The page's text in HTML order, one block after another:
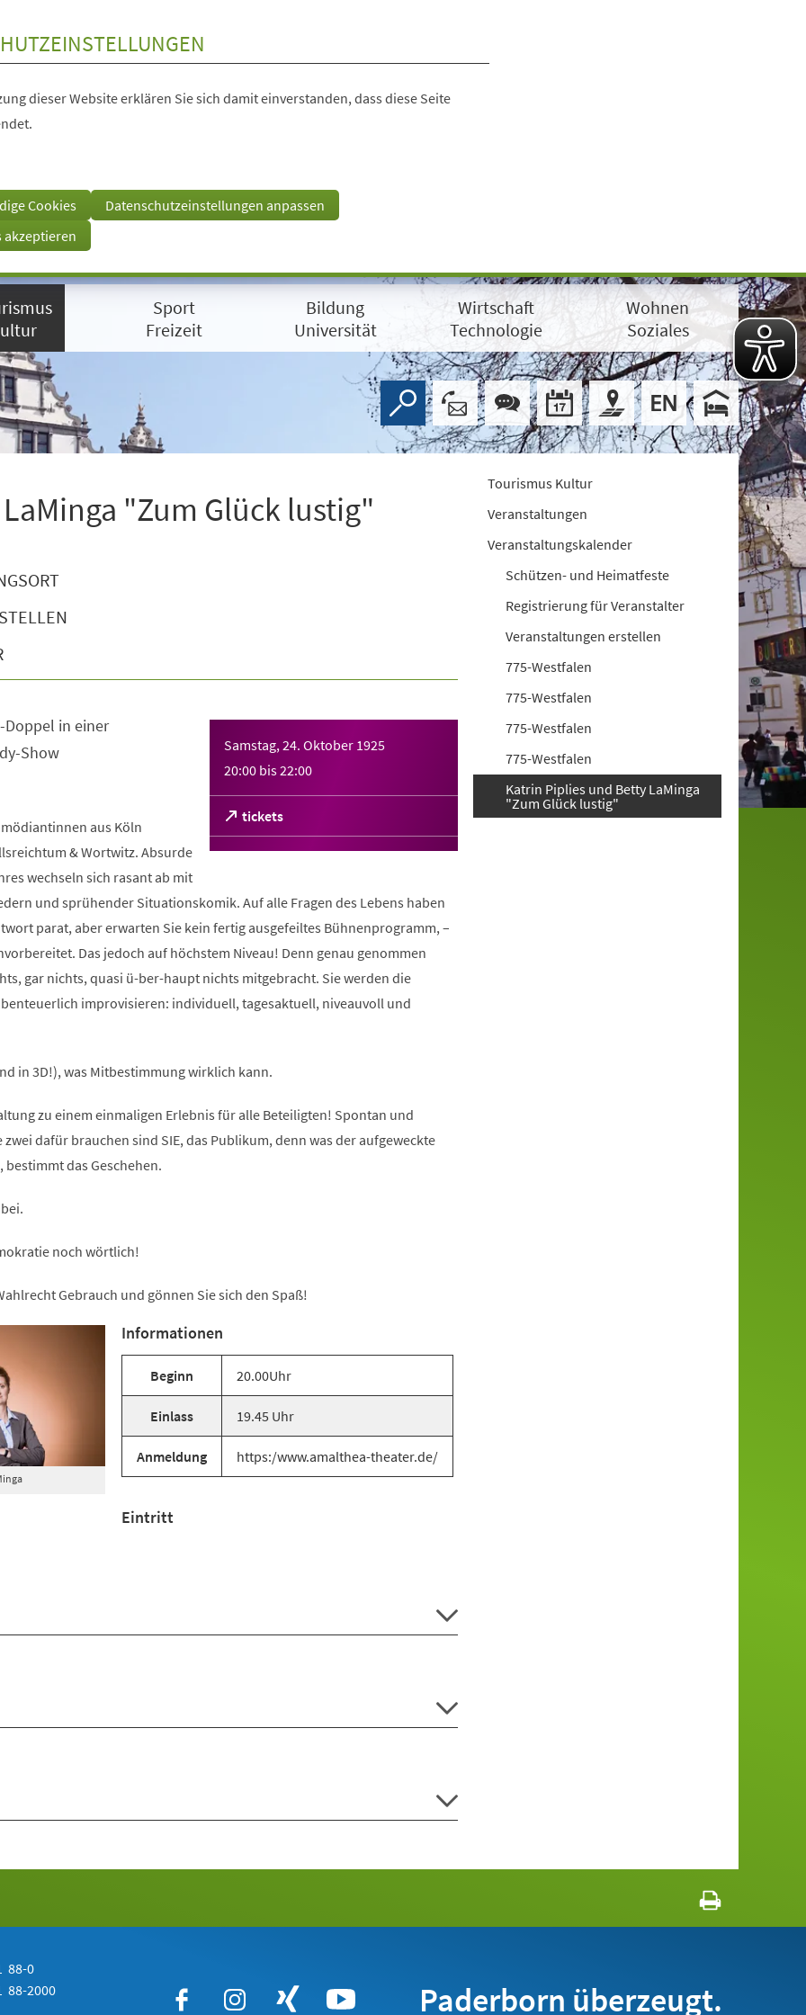
dieser Website erklären Sie sich damit einverstanden, dass diese Seite
Cookies
Datenschutzeinstellungen anpassen
akzeptieren
Sport
Freizeit
Bildung
Universität
Wirtschaft
Technologie
Wohnen
Soziales
"Zum Glück lustig"
Samstag, 24. Oktober 1925
20:00 bis22:00
tickets
(Öffnet
in
einem
Doppel in einer
Show
aus Köln
& Wortwitz. Absurde
wechseln sich rasant ab mit
und sprühender Situationskomik. Auf alle Fragen des Lebens haben
parat, aber erwarten Sie kein fertig ausgefeiltes Bühnenprogramm, –
Das jedoch auf höchstem Niveau! Denn genau genommen
gar nichts, quasi ü-ber-haupt nichts mitgebracht. Sie werden die
improvisieren: individuell, tagesaktuell, niveauvoll und
in 3D!), was Mitbestimmung wirklich kann.
zu einem einmaligen Erlebnis für alle Beteiligten! Spontan und
zwei dafür brauchen sind SIE, das Publikum, denn was der aufgeweckte
das Geschehen.
noch wörtlich!
Gebrauch und gönnen Sie sich den Spaß!
Informationen
Beginn 20.00Uhr
Einlass 19.45 Uhr
Anmeldung https:/www.amalthea-theater.de/
Eintritt
Tourismus Kultur
Veranstaltungen
Veranstaltungskalender
Schützen- und Heimatfeste
Registrierung für Veranstalter
Veranstaltungen erstellen
775-Westfalen
775-Westfalen
775-Westfalen
775-Westfalen
Katrin Piplies und Betty LaMinga
"Zum Glück lustig"
88-0
88-2000 Paderborn überzeugt.